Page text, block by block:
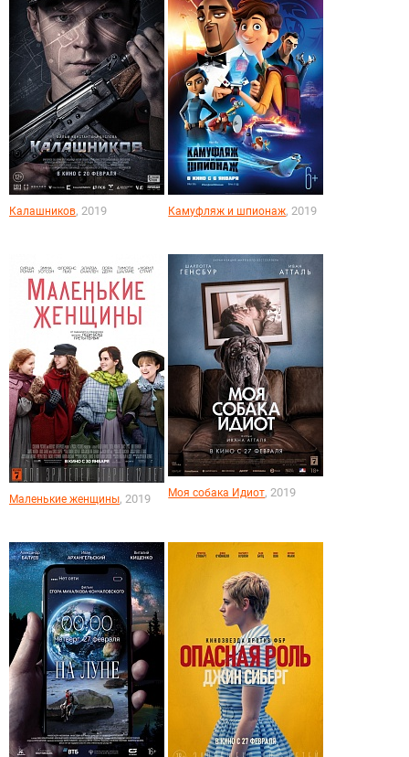
Калашников, 2019 Камуфляж и шпионаж, 2019
Маленькие женщины, 2019 Моя собака Идиот, 2019